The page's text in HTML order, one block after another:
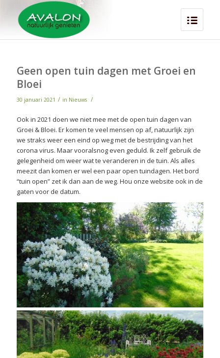
Geen open tuin dagen met Groei en
Bloei
30 januari 2021 / in Nieuws /
Ook in 2021 doen we niet mee met de open tuin dagen van
Groei & Bloei. Er komen te veel mensen op af, natuurlijk zijn
we straks weer een eind op weg met de bestrijding van het
corona virus. Maar vooralsnog even geduld. Ik zelf gebruik de
gelegenheid om weer wat te veranderen in de tuin. Als alles
meezit dan komen er wel een paar open tuindagen. Het bord
“tuin open” zet ik dan aan de weg. Hou onze website ook in de
gaten voor de datum.